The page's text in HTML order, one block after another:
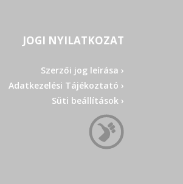
JOGI NYILATKOZAT
Szerzői jog leírása ›
Adatkezelési Tájékoztató ›
Süti beállítások ›